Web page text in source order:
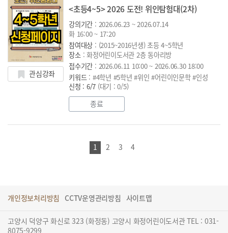
<초등4~5> 2026 도전! 위인탐험대(2차)
강의기간 : 2026.06.23 ~ 2026.07.14
화 16:00 ~ 17:20
참여대상 : (2015~2016년생) 초등 4~5학년
장소 : 화정어린이도서관 2층 동아리방
접수기간 : 2026.06.11 10:00 ~ 2026.06.30 18:00
키워드 : #4학년 #5학년 #위인 #어린이인문학 #인성
신청 : 6/7 (대기 : 0/5)
종료
관심강좌
1 2 3 4
개인정보처리방침 CCTV운영관리방침 사이트맵
고양시 덕양구 화신로 323 (화정동) 고양시 화정어린이도서관 TEL : 031-
8075-9299